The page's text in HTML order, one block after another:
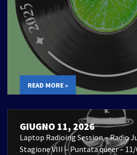
READ MORE »
GIUGNO 11, 2026
Laptop Radioing Session – Radio
Stagione VIII – Puntata queer –